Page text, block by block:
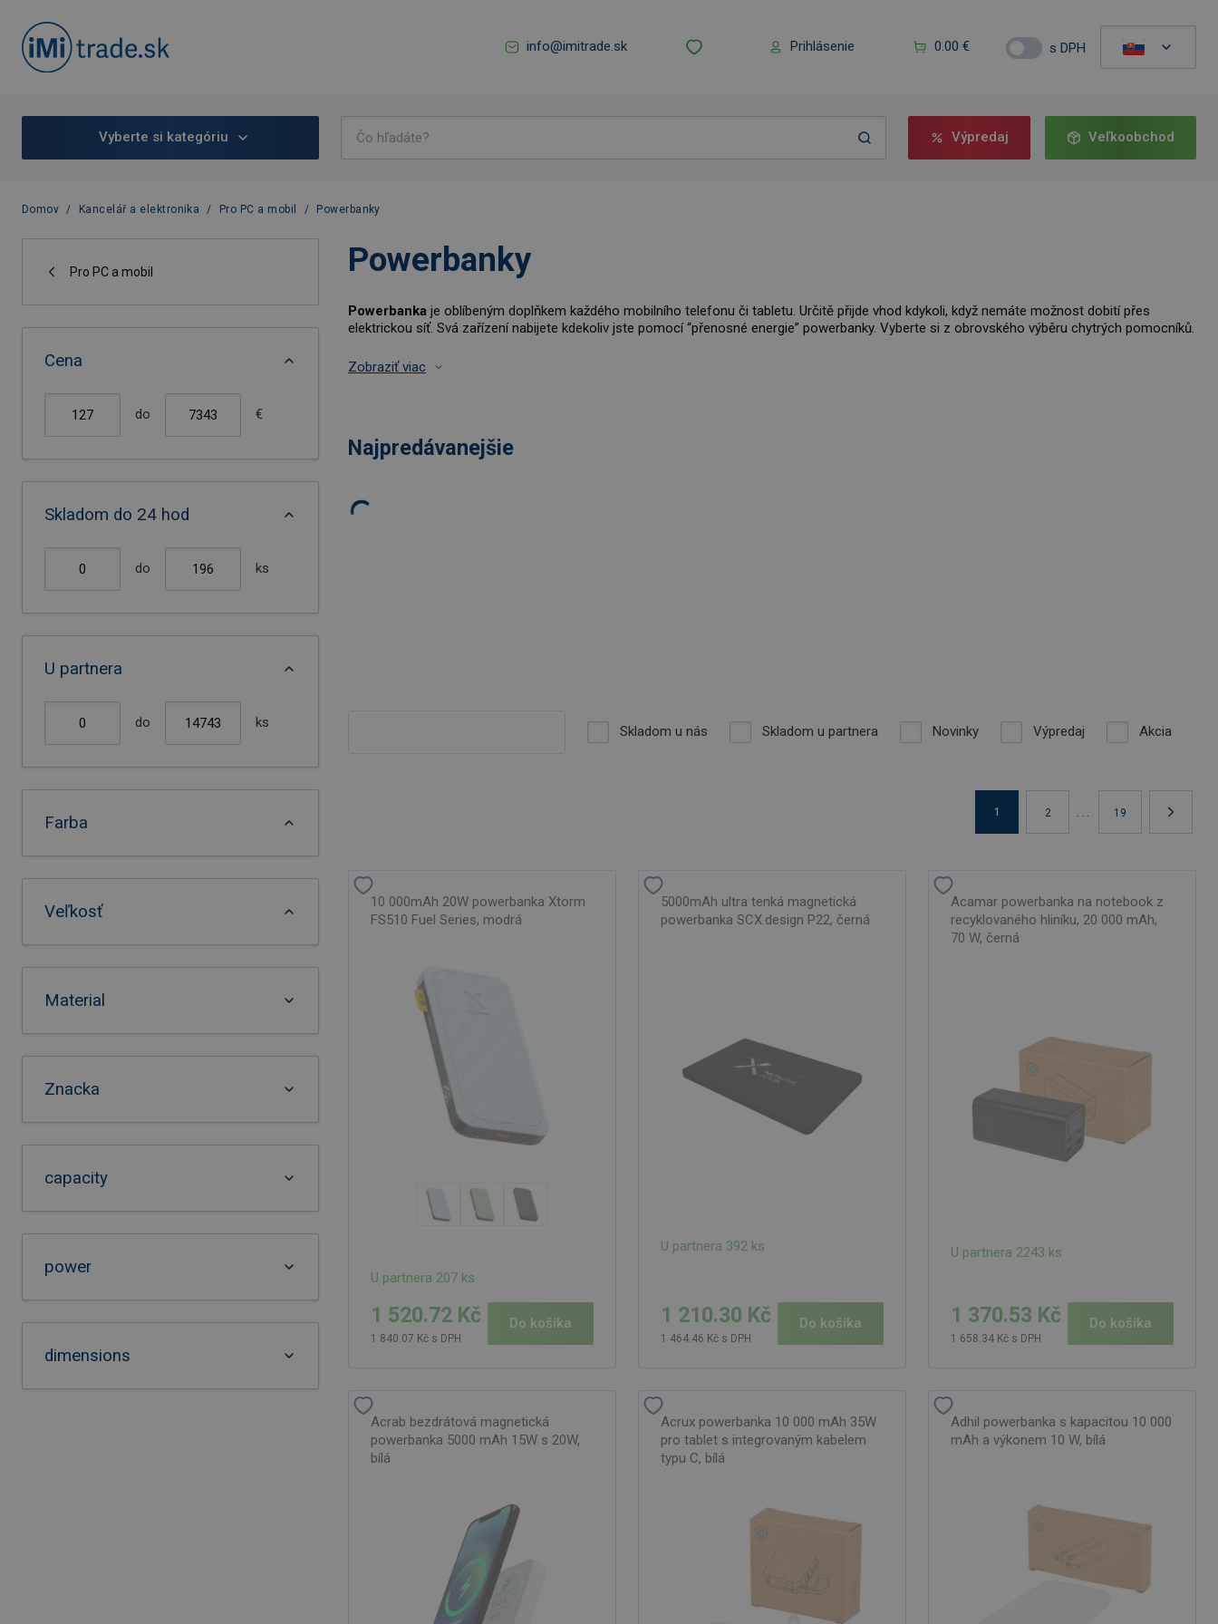
info@imitrade.sk Prihlásenie 0.00 € s DPH
Vyberte si kategóriu Výpredaj Veľkoobchod
Domov / Kancelář a elektronika / Pro PC a mobil / Powerbanky
Pro PC a mobil
Cena
do €
Skladom do 24 hod
do ks
U partnera
do ks
Farba
Veľkosť
Material
Znacka
capacity
power
dimensions
Powerbanky
Powerbanka je oblíbeným doplňkem každého mobilního telefonu či tabletu. Určitě přijde vhod kdykoli, když nemáte možnost dobití přes
elektrickou síť. Svá zařízení nabijete kdekoliv jste pomocí “přenosné energie” powerbanky. Vyberte si z obrovského výběru chytrých pomocníků.
Zobraziť viac
Najpredávanejšie
Skladom u nás Skladom u partnera Novinky Výpredaj Akcia
1 2 19
10 000mAh 20W powerbanka Xtorm
FS510 Fuel Series, modrá
U partnera 207 ks
1 520.72 Kč
1 840.07 Kč s DPH
Do košíka
5000mAh ultra tenká magnetická
powerbanka SCX.design P22, černá
U partnera 392 ks
1 210.30 Kč
1 464.46 Kč s DPH
Do košíka
Acamar powerbanka na notebook z
recyklovaného hliníku, 20 000 mAh,
70 W, černá
U partnera 2243 ks
1 370.53 Kč
1 658.34 Kč s DPH
Do košíka
Acrab bezdrátová magnetická
powerbanka 5000 mAh 15W s 20W,
bílá
Acrux powerbanka 10 000 mAh 35W
pro tablet s integrovaným kabelem
typu C, bílá
Adhil powerbanka s kapacitou 10 000
mAh a výkonem 10 W, bílá